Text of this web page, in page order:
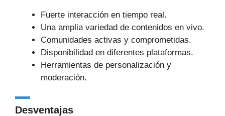
Fuerte interacción en tiempo real.
Una amplia variedad de contenidos en vivo.
Comunidades activas y comprometidas.
Disponibilidad en diferentes plataformas.
Herramientas de personalización y
moderación.
Desventajas